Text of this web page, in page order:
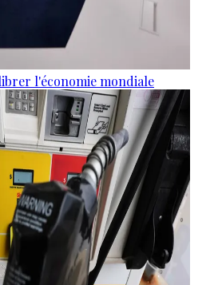
l'économie mondiale